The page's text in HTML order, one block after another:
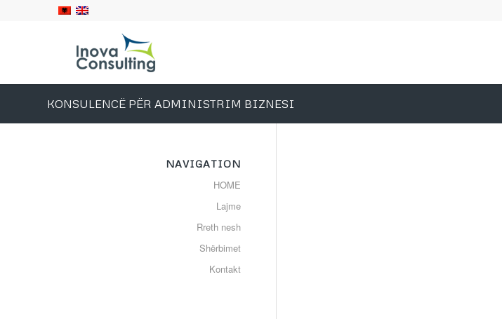
KONSULENCË PËR ADMINISTRIM BIZNESI
NAVIGATION
HOME
Lajme
Rreth nesh
Shërbimet
Kontakt